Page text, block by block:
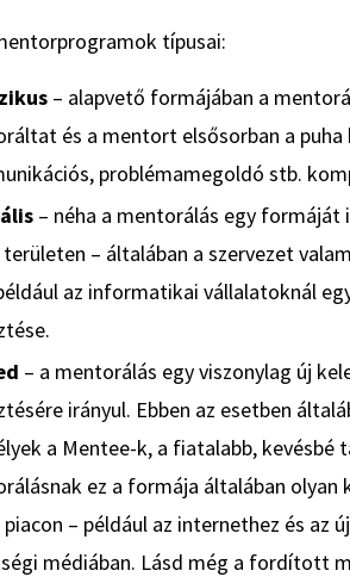
típusai:
– alapvető formájában a
és a mentort elsősorban a puha
problémamegoldó stb.
– néha a mentorálás egy formáját
– általában a szervezet
az informatikai vállalatoknál
– a mentorálás egy viszonylag új
irányul. Ebben az esetben
a Mentee-k, a fiatalabb,
ez a formája általában
piacon – például az internethez és az
médiában. Lásd még a fordított